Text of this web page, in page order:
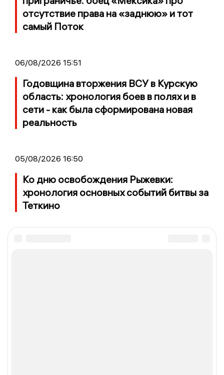
отсутствие права на «заднюю» и тот
самый Поток
06/08/2026 15:51
Годовщина вторжения ВСУ в Курскую
область: хронология боев в полях и в
сети - как была сформирована новая
реальность
05/08/2026 16:50
Ко дню освобождения Рыжевки:
хронология основных событий битвы за
Теткино